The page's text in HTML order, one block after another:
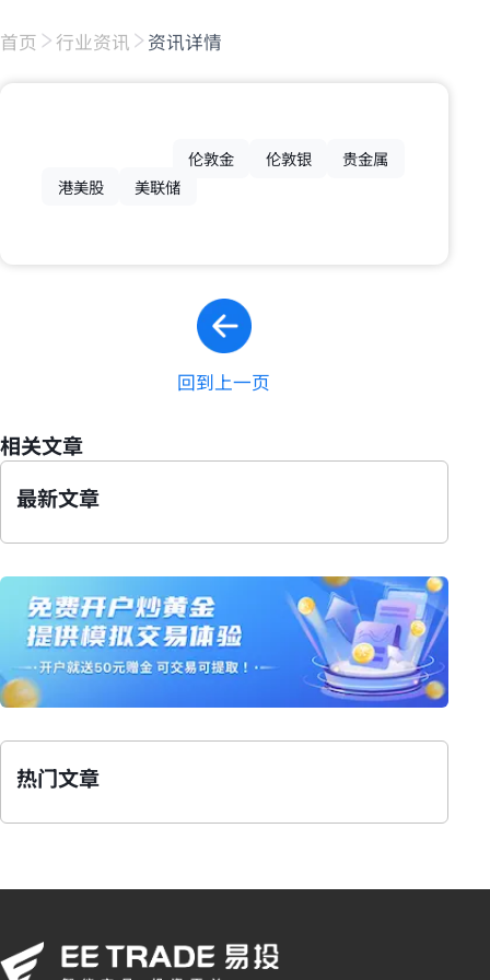
首页 行业资讯 资讯详情
伦敦金 伦敦银
贵金属
港美股
美联储
回到上一页
相关文章
最新文章
热门文章